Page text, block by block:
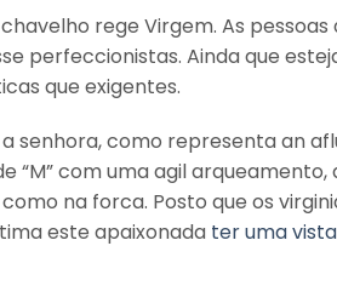
rege Virgem. As
perfeccionistas. Ainda que
que exigentes.
senhora, como representa an
“M” com uma agil
na forca. Posto que os
este apaixonada ter uma